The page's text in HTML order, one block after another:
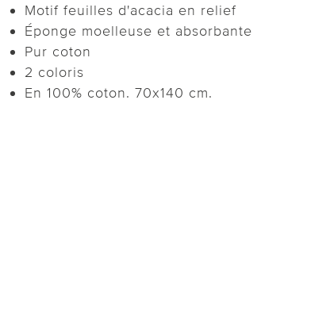
Motif feuilles d'acacia en relief
Éponge moelleuse et absorbante
Pur coton
2 coloris
En 100% coton. 70x140 cm.